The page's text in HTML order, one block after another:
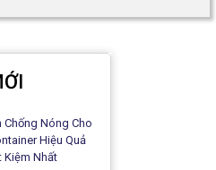
Chống Nóng Cho
Hiệu Quả
Kiệm Nhất